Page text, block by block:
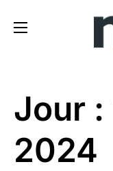
Jour :
2024